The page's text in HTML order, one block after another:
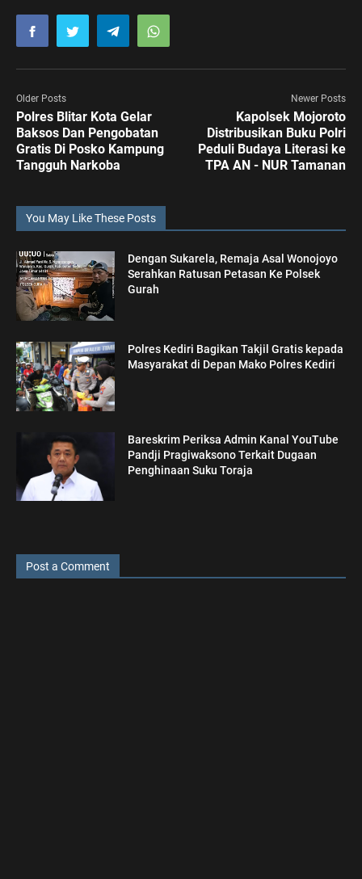
Older Posts
Polres Blitar Kota Gelar
Baksos Dan Pengobatan
Gratis Di Posko Kampung
Tangguh Narkoba
Newer Posts
Kapolsek Mojoroto
Distribusikan Buku Polri
Peduli Budaya Literasi ke
TPA AN - NUR Tamanan
You May Like These Posts
Dengan Sukarela, Remaja Asal Wonojoyo
Serahkan Ratusan Petasan Ke Polsek
Gurah
Polres Kediri Bagikan Takjil Gratis kepada
Masyarakat di Depan Mako Polres Kediri
Bareskrim Periksa Admin Kanal YouTube
Pandji Pragiwaksono Terkait Dugaan
Penghinaan Suku Toraja
Post a Comment